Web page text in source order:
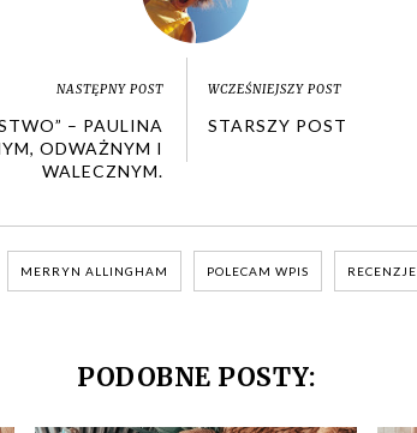
NASTĘPNY POST
– PAULINA
ODWAŻNYM I
WALECZNYM.
WCZEŚNIEJSZY POST
STARSZY POST
MERRYN ALLINGHAM POLECAM WPIS RECENZJE
PODOBNE POSTY: